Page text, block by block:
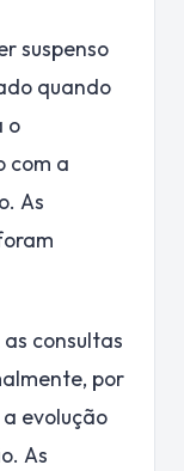
suspenso
quando
o
com a
As
consultas
por
evolução
As